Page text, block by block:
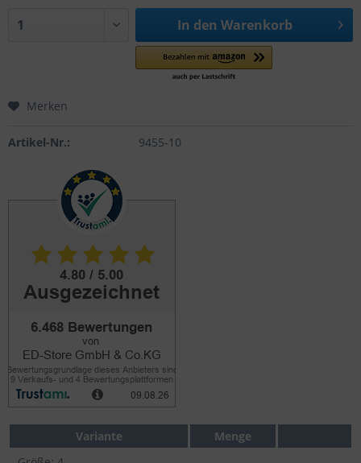
In den Warenkorb
Merken
Artikel-Nr.: 9455-10
Variante
Menge